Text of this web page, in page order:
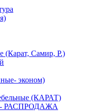
(Карат, Самир, Р.)
эконом)
(КАРАТ)
- РАСПРОДАЖА